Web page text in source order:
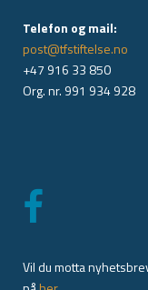
Telefon og mail:
post@tfstiftelse.no
+47 916 33 850
Org. nr. 991 934 928
Vil du motta